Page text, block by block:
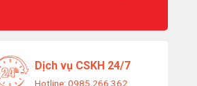
Dịch vụ CSKH 24/7
Hotline: 0985.266.362